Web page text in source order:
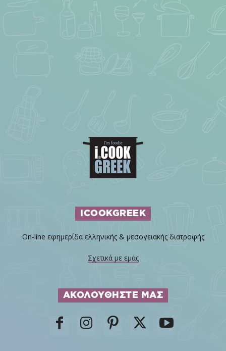
ICOOKGREEK
On-line εφημερίδα ελληνικής & μεσογειακής διατροφής
Σχετικά με εμάς
ΑΚΟΛΟΥΘΗΣΤΕ ΜΑΣ